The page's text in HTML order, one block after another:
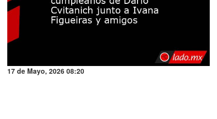
17 de Mayo, 2026 08:20